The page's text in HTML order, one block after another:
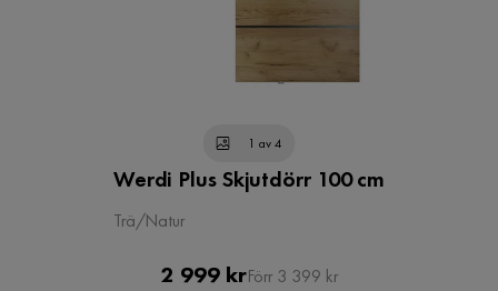
1 av 4
Werdi Plus Skjutdörr 100 cm
Trä/Natur
Pris
2 999 krOriginal
Förr 3 399 kr